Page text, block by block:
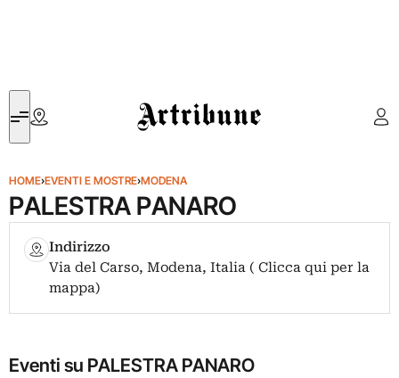
Artribune
HOME›EVENTI E MOSTRE›MODENA
PALESTRA PANARO
Indirizzo
Via del Carso, Modena, Italia ( Clicca qui per la
mappa)
Eventi su PALESTRA PANARO